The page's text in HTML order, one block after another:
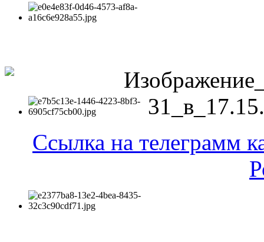
Ссылка на телеграмм